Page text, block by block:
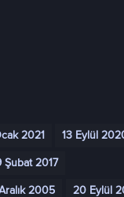
2021 13 Eylül
Şubat 2017
2005 20 Eylül